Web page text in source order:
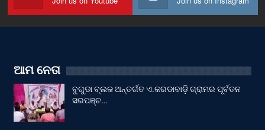
ଆମ ନେତା
ବୁଗୁଡା ବ୍ଲକ ଅନ୍ତର୍ଗତ ଏ.କରଡାବାଡ଼ି ଗ୍ରାମର ପୂର୍ବତନ
ସରପଞ୍ଚ…